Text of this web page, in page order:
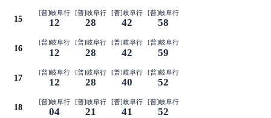
15
[普]岐阜行
12
[普]岐阜行
28
[普]岐阜行
42
[普]岐阜行
58
16
[普]岐阜行
12
[普]岐阜行
28
[普]岐阜行
42
[普]岐阜行
59
17
[普]岐阜行
12
[普]岐阜行
28
[普]岐阜行
40
[普]岐阜行
52
18
[普]岐阜行
04
[普]岐阜行
21
[普]岐阜行
41
[普]岐阜行
52